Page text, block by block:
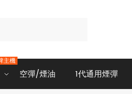
主機
空彈/煙油 1代通用煙彈